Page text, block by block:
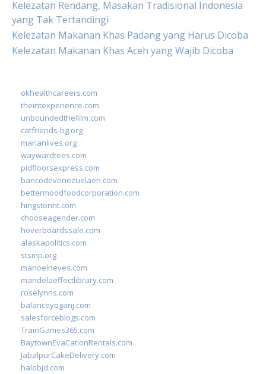
Kelezatan Rendang, Masakan Tradisional Indonesia
yang Tak Tertandingi
Kelezatan Makanan Khas Padang yang Harus Dicoba
Kelezatan Makanan Khas Aceh yang Wajib Dicoba
okhealthcareers.com
theintexperience.com
unboundedthefilm.com
catfriends-bg.org
marianlives.org
waywardtees.com
pidfloorsexpress.com
bancodevenezuelaen.com
bettermoodfoodcorporation.com
hingstonnt.com
chooseagender.com
hoverboardssale.com
alaskapolitics.com
stsmp.org
manoelneves.com
mandelaeffectlibrary.com
roselynns.com
balanceyoganj.com
salesforceblogs.com
TrainGames365.com
BaytownEvaCationRentals.com
JabalpurCakeDelivery.com
halobjd.com